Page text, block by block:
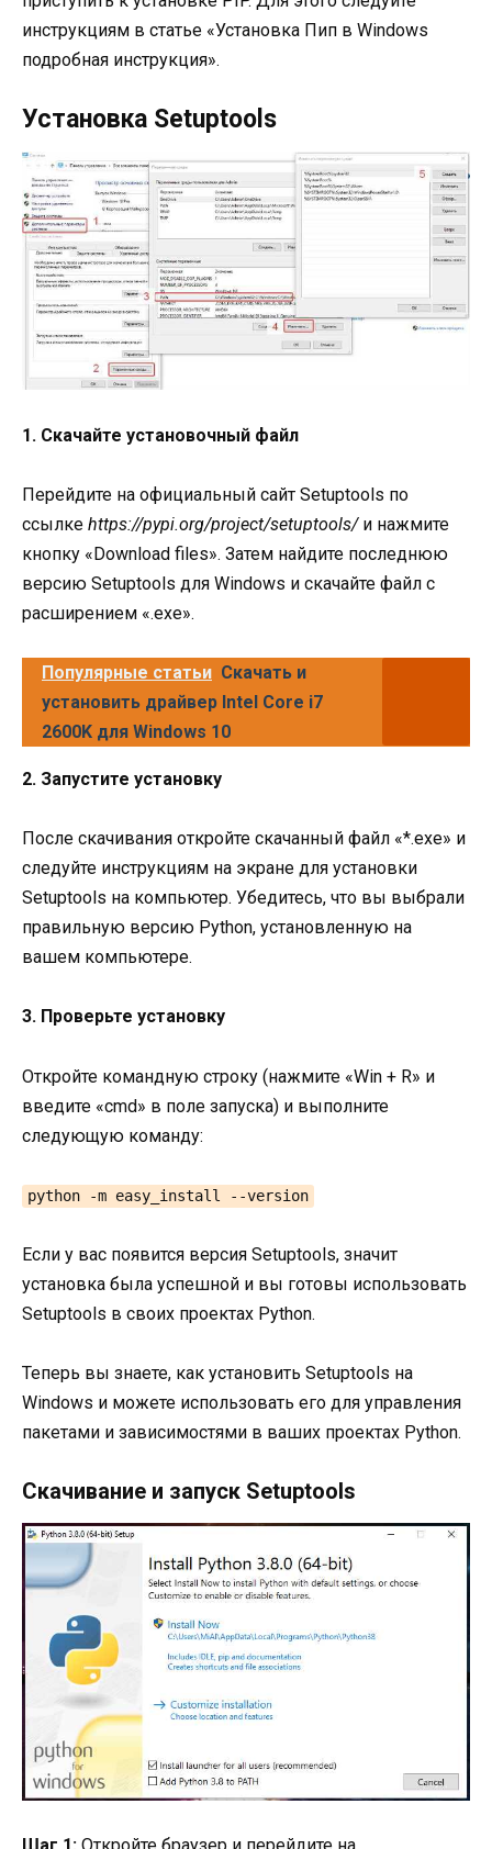
инструкциям в статье «Установка Пип в Windows
подробная инструкция».
Установка Setuptools
1. Скачайте установочный файл
Перейдите на официальный сайт Setuptools по
ссылке https://pypi.org/project/setuptools/и нажмите
кнопку «Download files». Затем найдите последнюю
версию Setuptools для Windows и скачайте файл с
расширением «.exe».
Популярные статьи Скачать и
установить драйвер Intel Core i7
2600K для Windows 10
2. Запустите установку
После скачивания откройте скачанный файл «*.exe» и
следуйте инструкциям на экране для установки
Setuptools на компьютер. Убедитесь, что вы выбрали
правильную версию Python, установленную на
вашем компьютере.
3. Проверьте установку
Откройте командную строку (нажмите «Win + R» и
введите «cmd» в поле запуска) и выполните
следующую команду:
python -m easy_install --version
Если у вас появится версия Setuptools, значит
установка была успешной и вы готовы использовать
Setuptools в своих проектах Python.
Теперь вы знаете, как установить Setuptools на
Windows и можете использовать его для управления
пакетами и зависимостями в ваших проектах Python.
Скачивание и запуск Setuptools